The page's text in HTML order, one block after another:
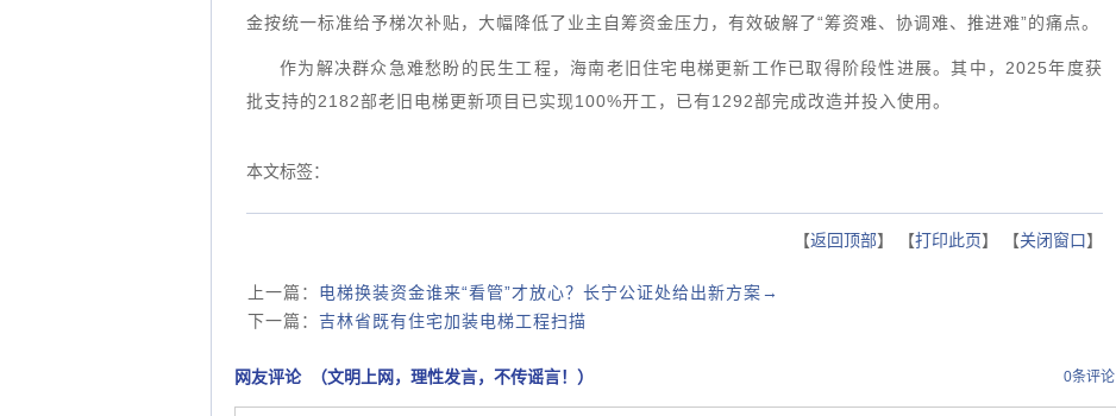
金按统一标准给予梯次补贴，大幅降低了业主自筹资金压力，有效破解了“筹资难、协调难、推进难”的痛点。
作为解决群众急难愁盼的民生工程，海南老旧住宅电梯更新工作已取得阶段性进展。其中，2025年度获
批支持的2182部老旧电梯更新项目已实现100%开工，已有1292部完成改造并投入使用。
本文标签：
【返回顶部】 【打印此页】 【关闭窗口】
上一篇： 电梯换装资金谁来“看管”才放心？长宁公证处给出新方案→
下一篇： 吉林省既有住宅加装电梯工程扫描
网友评论 （文明上网，理性发言，不传谣言！） 0条评论